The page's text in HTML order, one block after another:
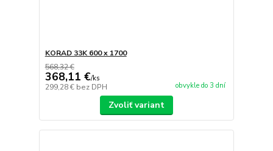
KORAD 33K 600 x 1700
568,32 €
368,11 €/ks
299,28 € bez DPH obvykle do 3 dní
Zvoliť variant